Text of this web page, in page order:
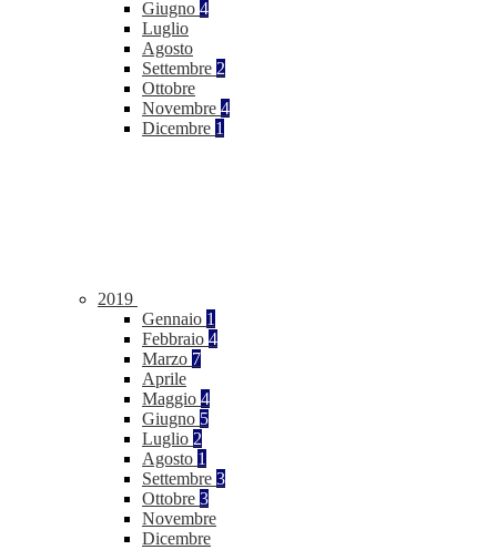
Giugno 4
Luglio
Agosto
Settembre 2
Ottobre
Novembre 4
Dicembre 1
2019
Gennaio 1
Febbraio 4
Marzo 7
Aprile
Maggio 4
Giugno 5
Luglio 2
Agosto 1
Settembre 3
Ottobre 3
Novembre
Dicembre